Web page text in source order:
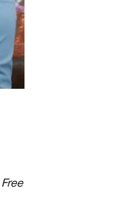
Free